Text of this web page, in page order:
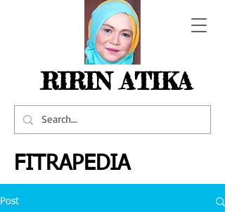
RIRIN ATIKA
FITRAPEDIA
Post